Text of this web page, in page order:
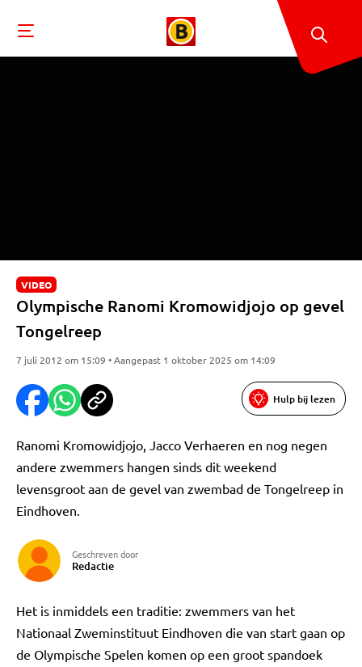
VIDEO
Olympische Ranomi Kromowidjojo op gevel
Tongelreep
7 juli 2012 om 15:09 • Aangepast 1 oktober 2025 om 14:09
Hulp bij lezen
Ranomi Kromowidjojo, Jacco Verhaeren en nog negen
andere zwemmers hangen sinds dit weekend
levensgroot aan de gevel van zwembad de Tongelreep in
Eindhoven.
Geschreven door
Redactie
Het is inmiddels een traditie: zwemmers van het
Nationaal Zweminstituut Eindhoven die van start gaan op
de Olympische Spelen komen op een groot spandoek